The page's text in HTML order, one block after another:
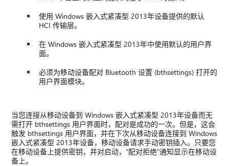
使用 Windows 嵌入式紧凑型 2013年设备提供的默认
HCI 传输层。
在 Windows 嵌入式紧凑型 2013年中使用默认的用户界
面。
必须为移动设备配对 Bluetooth 设置 (bthsettings) 打开的
用户界面模块。
当您连接从移动设备到 Windows 嵌入式紧凑型 2013年设备而无
需打开 bthsettings 用户界面时，配对是成功的一次。但是，这会
触发 bthsettings 用户界面，并在下次从移动设备连接到 Windows
嵌入式紧凑型 2013年设备，移动设备请求手动密钥插入。只要您
在移动设备上提供密钥，并对启动，"配对拒绝"通知显示在移动设
备上。